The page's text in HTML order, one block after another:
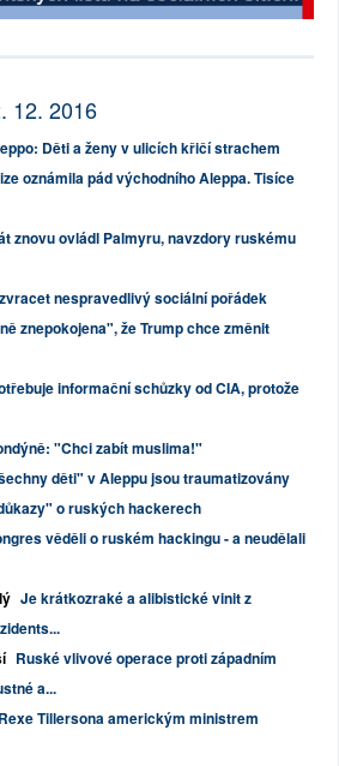
12. 2016
Děti a ženy v ulicích křičí strachem
oznámila pád východního Aleppa. Tisíce
znovu ovládl Palmyru, navzdory ruskému
nespravedlivý sociální pořádek
znepokojena", že Trump chce změnit
informační schůzky od CIA, protože
"Chci zabít muslima!"
děti" v Aleppu jsou traumatizovány
o ruských hackerech
věděli o ruském hackingu - a neudělali
Je krátkozraké a alibistické vinit z
Ruské vlivové operace proti západním
a...
Tillersona americkým ministrem